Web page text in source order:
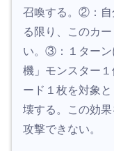
召喚する。②：自
る限り、このカ
い。③：１ターン
機」モンスター
ード１枚を対象
壊する。この効
攻撃できない。